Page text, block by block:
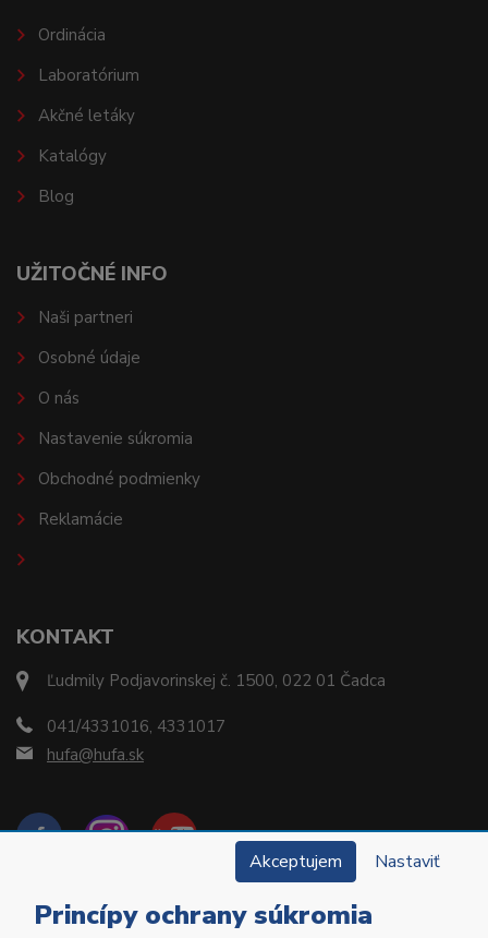
KONTAKT
Ľudmily Podjavorinskej č. 1500, 022 01 Čadca
041/4331016, 4331017
hufa@hufa.sk
Ordinácia
Laboratórium
Akčné letáky
Katalógy
Blog
UŽITOČNÉ INFO
Naši partneri
Osobné údaje
O nás
Nastavenie súkromia
Obchodné podmienky
Reklamácie
Akceptujem Nastaviť
Princípy ochrany súkromia